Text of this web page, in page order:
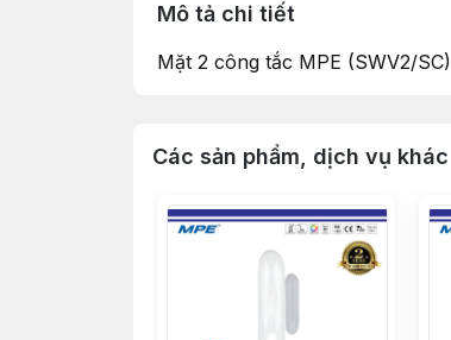
Mô tả chi tiết
Mặt 2 công tắc MPE (SWV2/SC)
Các sản phẩm, dịch vụ khác